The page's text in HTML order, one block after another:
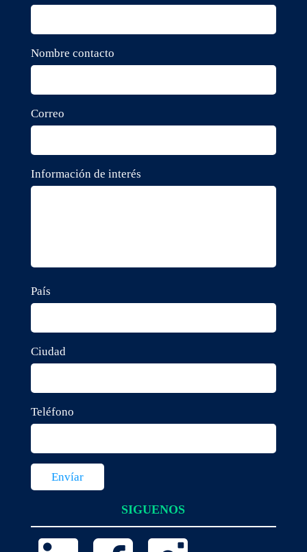
Nombre contacto
Correo
Información de interés
País
Ciudad
Teléfono
SIGUENOS